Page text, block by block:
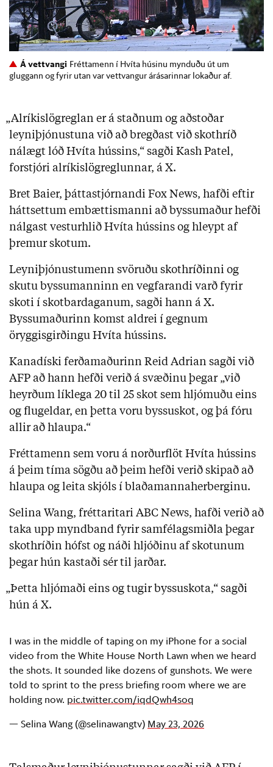
Á vettvangi Fréttamenn í Hvíta húsinu mynduðu út um
gluggann og fyrir utan var vettvangur árásarinnar lokaður af.
„Alríkislögreglan er á staðnum og aðstoðar
leyniþjónustuna við að bregðast við skothríð
nálægt lóð Hvíta hússins,“ sagði Kash Patel,
forstjóri alríkislögreglunnar, á X.
Bret Baier, þáttastjórnandi Fox News, hafði eftir
háttsettum embættismanni að byssumaður hefði
nálgast vesturhlið Hvíta hússins og hleypt af
þremur skotum.
Leyniþjónustumenn svöruðu skothríðinni og
skutu byssumanninn en vegfarandi varð fyrir
skoti í skotbardaganum, sagði hann á X.
Byssumaðurinn komst aldrei í gegnum
öryggisgirðingu Hvíta hússins.
Kanadíski ferðamaðurinn Reid Adrian sagði við
AFP að hann hefði verið á svæðinu þegar „við
heyrðum líklega 20 til 25 skot sem hljómuðu eins
og flugeldar, en þetta voru byssuskot, og þá fóru
allir að hlaupa.“
Fréttamenn sem voru á norðurflöt Hvíta hússins
á þeim tíma sögðu að þeim hefði verið skipað að
hlaupa og leita skjóls í blaðamannaherberginu.
Selina Wang, fréttaritari ABC News, hafði verið að
taka upp myndband fyrir samfélagsmiðla þegar
skothríðin hófst og náði hljóðinu af skotunum
þegar hún kastaði sér til jarðar.
„Þetta hljómaði eins og tugir byssuskota,“ sagði
hún á X.
I was in the middle of taping on my iPhone for a social
video from the White House North Lawn when we heard
the shots. It sounded like dozens of gunshots. We were
told to sprint to the press briefing room where we are
holding now. pic.twitter.com/iqdQwh4soq
— Selina Wang (@selinawangtv) May 23, 2026